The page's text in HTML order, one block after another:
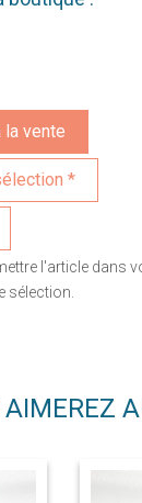
la vente
l'article dans
sélection.
AIMEREZ